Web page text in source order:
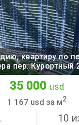
квартиру по
пер. Курортный
район, Одесса
35 000 usd
1 167 usd за м2
10